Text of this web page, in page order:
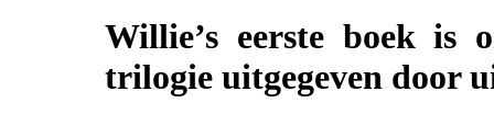
Willie’s eerste boek is
trilogie uitgegeven door